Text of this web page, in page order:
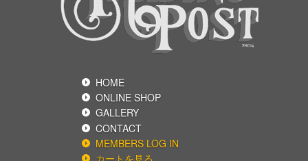
HOME
GALLERY
ONLINE SHOP
CONTACT
MEMBERS LOG IN